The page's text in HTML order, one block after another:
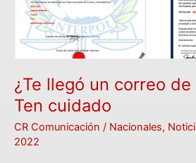
¿Te llegó un correo
Ten cuidado
CR Comunicación / Nacionales,
2022
Ten
cuidado